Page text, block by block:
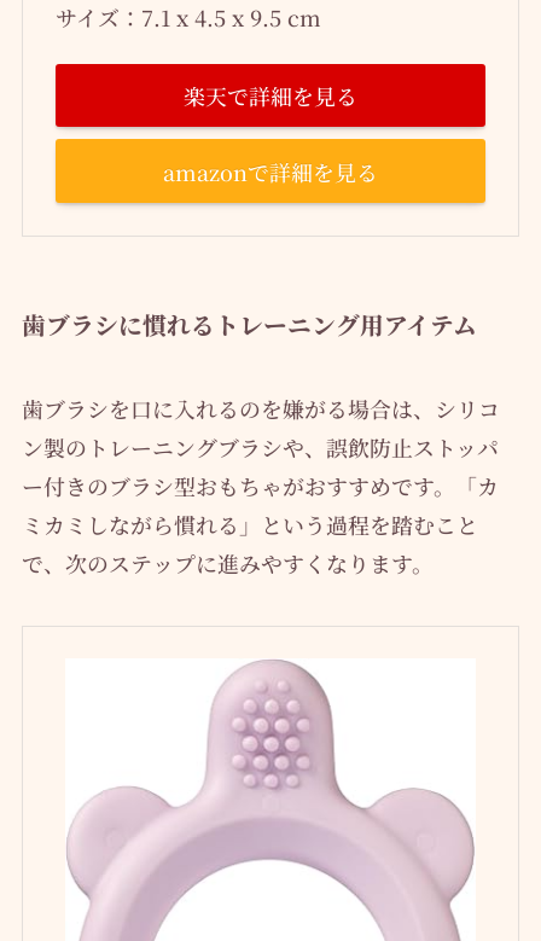
サイズ：7.1 x 4.5 x 9.5 cm
楽天で詳細を見る
amazonで詳細を見る
歯ブラシに慣れるトレーニング用アイテム
歯ブラシを口に入れるのを嫌がる場合は、シリコ
ン製のトレーニングブラシや、誤飲防止ストッパ
ー付きのブラシ型おもちゃがおすすめです。「カ
ミカミしながら慣れる」という過程を踏むこと
で、次のステップに進みやすくなります。